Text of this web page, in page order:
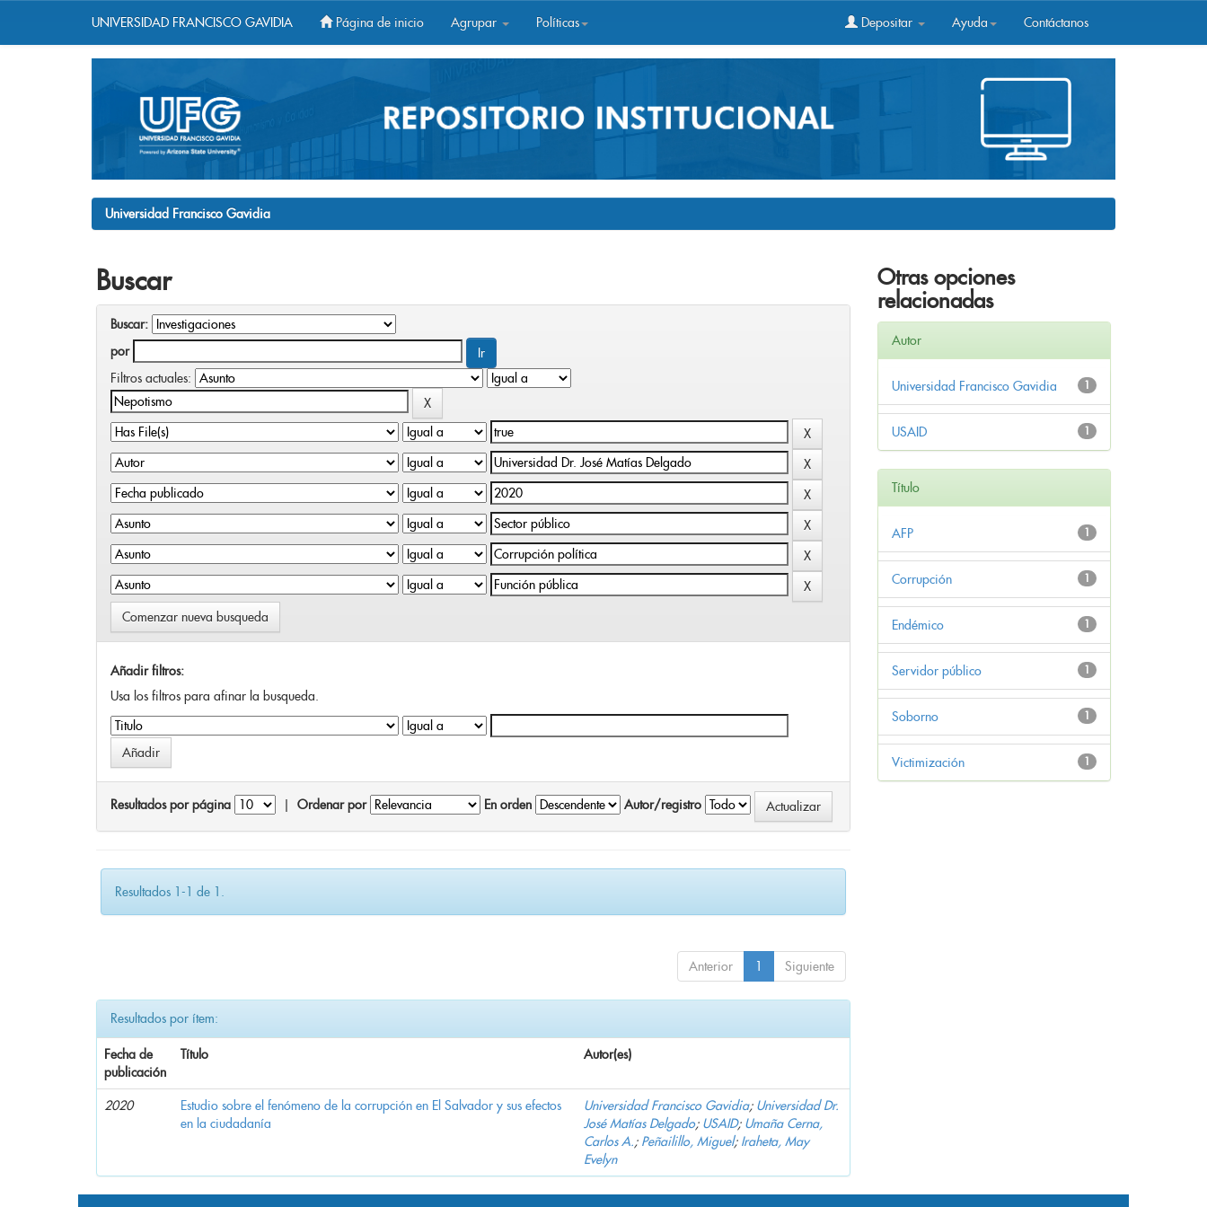
UNIVERSIDAD FRANCISCO GAVIDIA Página de inicio Agrupar Políticas Depositar Ayuda Contáctanos
Universidad Francisco Gavidia
Buscar
Buscar:
por
Filtros actuales:
Comenzar nueva busqueda
Añadir filtros:
Usa los filtros para afinar la busqueda.
Resultados por página Ordenar por En orden Autor/registro
Resultados 1-1 de 1.
Anterior 1 Siguiente
Resultados por ítem:
Fecha de
publicación
Título Autor(es)
2020
Estudio sobre el fenómeno de la corrupción en El Salvador y sus efectos
en la ciudadanía
Universidad Francisco Gavidia; Universidad Dr.
José Matías Delgado; USAID; Umaña Cerna,
Carlos A.; Peñailillo, Miguel; Iraheta, May
Evelyn
Otras opciones
relacionadas
Autor
1
Universidad Francisco Gavidia
1
USAID
Título
1
AFP
1
Corrupción
1
Endémico
1
Servidor público
1
Soborno
1
Victimización